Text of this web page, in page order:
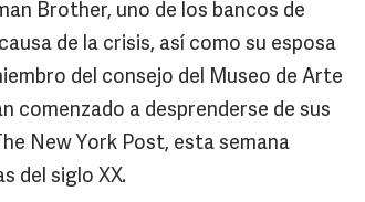
Brother, uno de los bancos de
de la crisis, así como su esposa
del consejo del Museo de Arte
comenzado a desprenderse de sus
New York Post, esta semana
del siglo XX.